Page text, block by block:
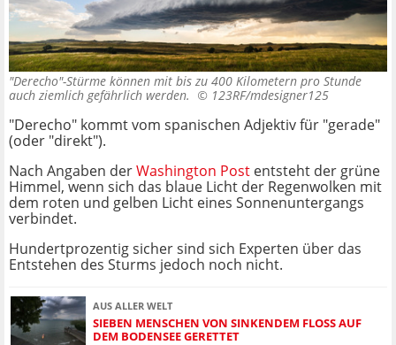
"Derecho"-Stürme können mit bis zu 400 Kilometern pro Stunde
auch ziemlich gefährlich werden. © 123RF/mdesigner125
"Derecho" kommt vom spanischen Adjektiv für "gerade"
(oder "direkt").
Nach Angaben derWashington Post entsteht der grüne
Himmel, wenn sich das blaue Licht der Regenwolken mit
dem roten und gelben Licht eines Sonnenuntergangs
verbindet.
Hundertprozentig sicher sind sich Experten über das
Entstehen des Sturms jedoch noch nicht.
AUS ALLER WELT
SIEBEN MENSCHEN VON SINKENDEM FLOSS AUF D
EM BODENSEE GERETTET